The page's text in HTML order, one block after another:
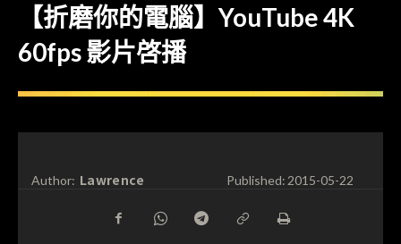
【折磨你的電腦】YouTube 4K
60fps 影片啓播
Author: Lawrence Published:2015-05-22